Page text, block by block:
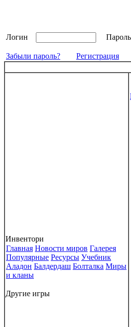
Логин Пароль
Забыли пароль? Регистрация
Инвентори
Главная Новости миров Галерея
Популярные Ресурсы Учебник
Аладон Балдердаш Болталка Миры
и кланы
Другие игры